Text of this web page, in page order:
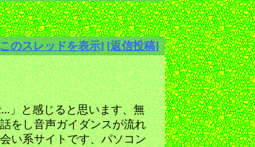
のスレッドを表示] [返信投稿]
」と感じると思います、無
をし音声ガイダンスが流れ
い系サイトです、パソコン